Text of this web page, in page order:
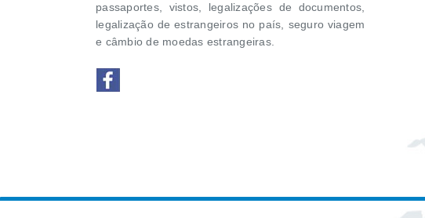
passaportes, vistos, legalizações de documentos,
legalização de estrangeiros no país, seguro viagem
e câmbio de moedas estrangeiras.